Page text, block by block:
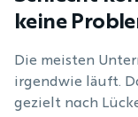
keine
Die meisten
irgendwie läuft.
gezielt nach